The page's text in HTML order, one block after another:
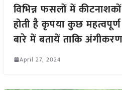
विभिन्न फसलों में
होती है कृपया कुछ
बारे में बतायें ताकि
April 27, 2024